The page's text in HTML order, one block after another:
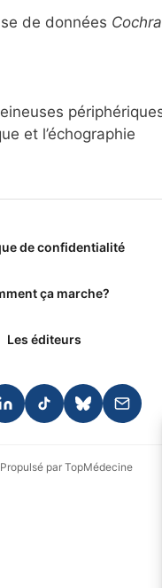
de données
et l’échographie
de confidentialité
ça marche?
Les éditeurs
par TopMédecine